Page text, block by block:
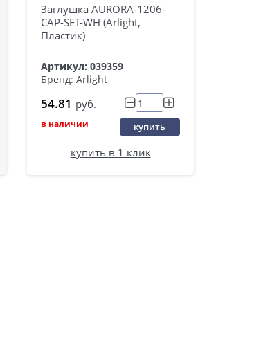
Заглушка AURORA-1206-
CAP-SET-WH (Arlight,
Пластик)
Артикул: 039359
Бренд: Arlight
54.81 руб.
в наличии купить
купить в 1 клик